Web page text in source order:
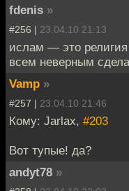
fdenis »
#256 | 23.04.10 21:13
ислам — это религия
всем неверным
Vamp »
#257 | 23.04.10 21:46
Кому: Jarlax, #203
Вот тупые! да?
andyt78 »